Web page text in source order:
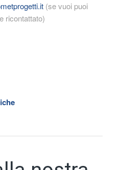
(se vuoi puoi
ricontattato)